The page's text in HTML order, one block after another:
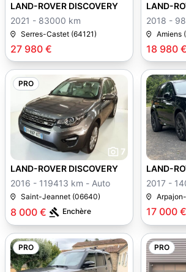
27 980 €
LAND-ROVER DISCOVERY
2021 - 83000 km
Serres-Castet (64121)
18 980 €
Amiens
PRO
7
8 000 € Enchère
LAND-ROVER DISCOVERY
2016 - 119413 km - Auto
Saint-Jeannet (06640)
17 000 €
PRO PRO